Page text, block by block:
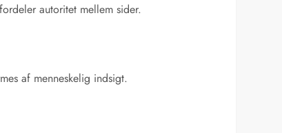
autoritet mellem sider.
af menneskelig indsigt.